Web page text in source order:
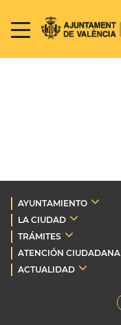
AYUNTAMIENTO
LA CIUDAD
TRÁMITES
ATENCIÓN CIUDADANA
ACTUALIDAD